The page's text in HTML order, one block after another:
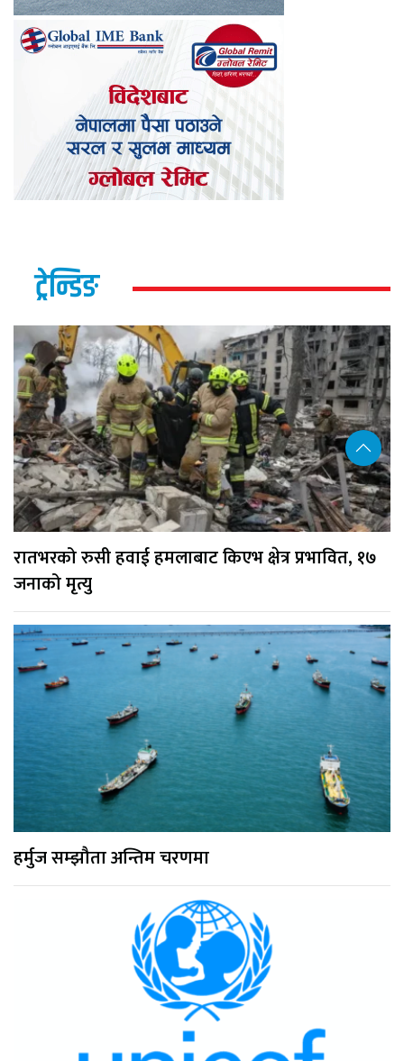
ट्रेन्डिङ
रातभरको रुसी हवाई हमलाबाट किएभ क्षेत्र प्रभावित, १७
जनाको मृत्यु
हर्मुज सम्झौता अन्तिम चरणमा